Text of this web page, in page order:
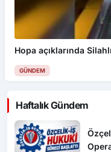
Hopa açıklarında
GÜNDEM
Haftalık Gündem